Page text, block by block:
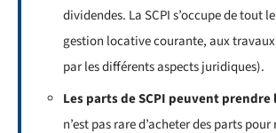
dividendes. La SCPI s’occupe de tout
gestion locative courante, aux
par les différents aspects juridiques).
Les parts de SCPI peuvent prendre
n’est pas rare d’acheter des parts